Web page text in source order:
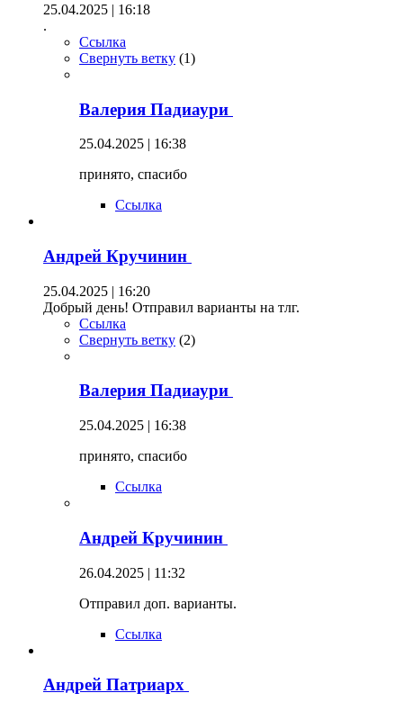
25.04.2025 | 16:18
.
Ссылка
Свернуть ветку (1)
Валерия Падиаури
25.04.2025 | 16:38
принято, спасибо
Ссылка
Андрей Кручинин
25.04.2025 | 16:20
Добрый день! Отправил варианты на тлг.
Ссылка
Свернуть ветку (2)
Валерия Падиаури
25.04.2025 | 16:38
принято, спасибо
Ссылка
Андрей Кручинин
26.04.2025 | 11:32
Отправил доп. варианты.
Ссылка
Андрей Патриарх